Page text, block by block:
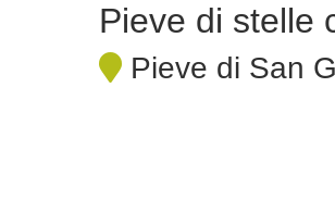
Pieve di stelle
Pieve di San